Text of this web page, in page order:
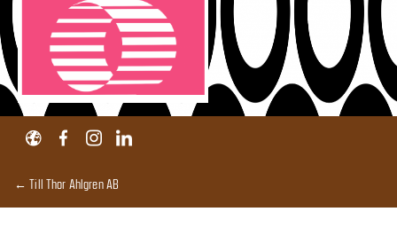
← Till Thor Ahlgren AB